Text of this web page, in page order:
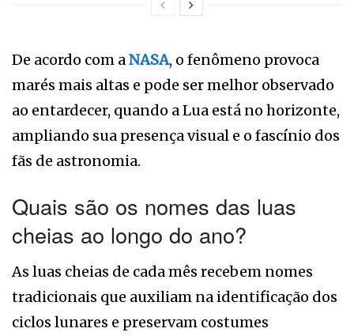
De acordo com aNASA, o fenômeno provoca
marés mais altas e pode ser melhor observado
ao entardecer, quando a Lua está no horizonte,
ampliando sua presença visual e o fascínio dos
fãs de astronomia.
Quais são os nomes das luas
cheias ao longo do ano?
As luas cheias de cada mês recebem nomes
tradicionais que auxiliam na identificação dos
ciclos lunares e preservam costumes